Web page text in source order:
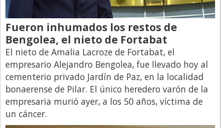
Fueron inhumados los restos de
Bengolea, el nieto de Fortabat
El nieto de Amalia Lacroze de Fortabat, el
empresario Alejandro Bengolea, fue llevado hoy al
cementerio privado Jardín de Paz, en la localidad
bonaerense de Pilar. El único heredero varón de la
empresaria murió ayer, a los 50 años, víctima de
un cáncer.